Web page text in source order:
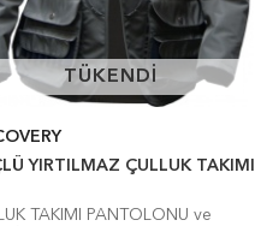
TÜKENDİ
TÜKENDİ
GÜÇLÜ YIRTILMAZ ÇULLUK TAKIMI
PANTOLONU ve